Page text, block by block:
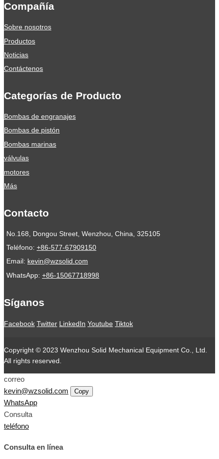
Compañía
Sobre nosotros
Productos
Noticias
Contáctenos
Categorías de Producto
Bombas de engranajes
Bombas de pistón
Bombas marinas
válvulas
motores
Más
Contacto
No.168, Dongou Street, Wenzhou, China, 325105
Teléfono: +86-577-67909150
Email: kevin@wzsolid.com
WhatsApp: +86-15067718998
Síganos
Facebook Twitter LinkedIn Youtube Tiktok
Copyright © 2023 Wenzhou Solid Mechanical Equipment Co., Ltd.
All rights reserved.
correo
kevin@wzsolid.com
Copy
WhatsApp
Consulta
teléfono
Consulta en línea